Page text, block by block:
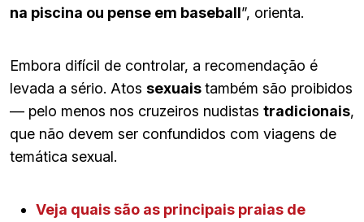
na piscina ou pense em baseball”, orienta.
Embora difícil de controlar, a recomendação é
levada a sério. Atos sexuaistambém são proibidos
— pelo menos nos cruzeiros nudistas tradicionais,
que não devem ser confundidos com viagens de
temática sexual.
Veja quais são as principais praias de